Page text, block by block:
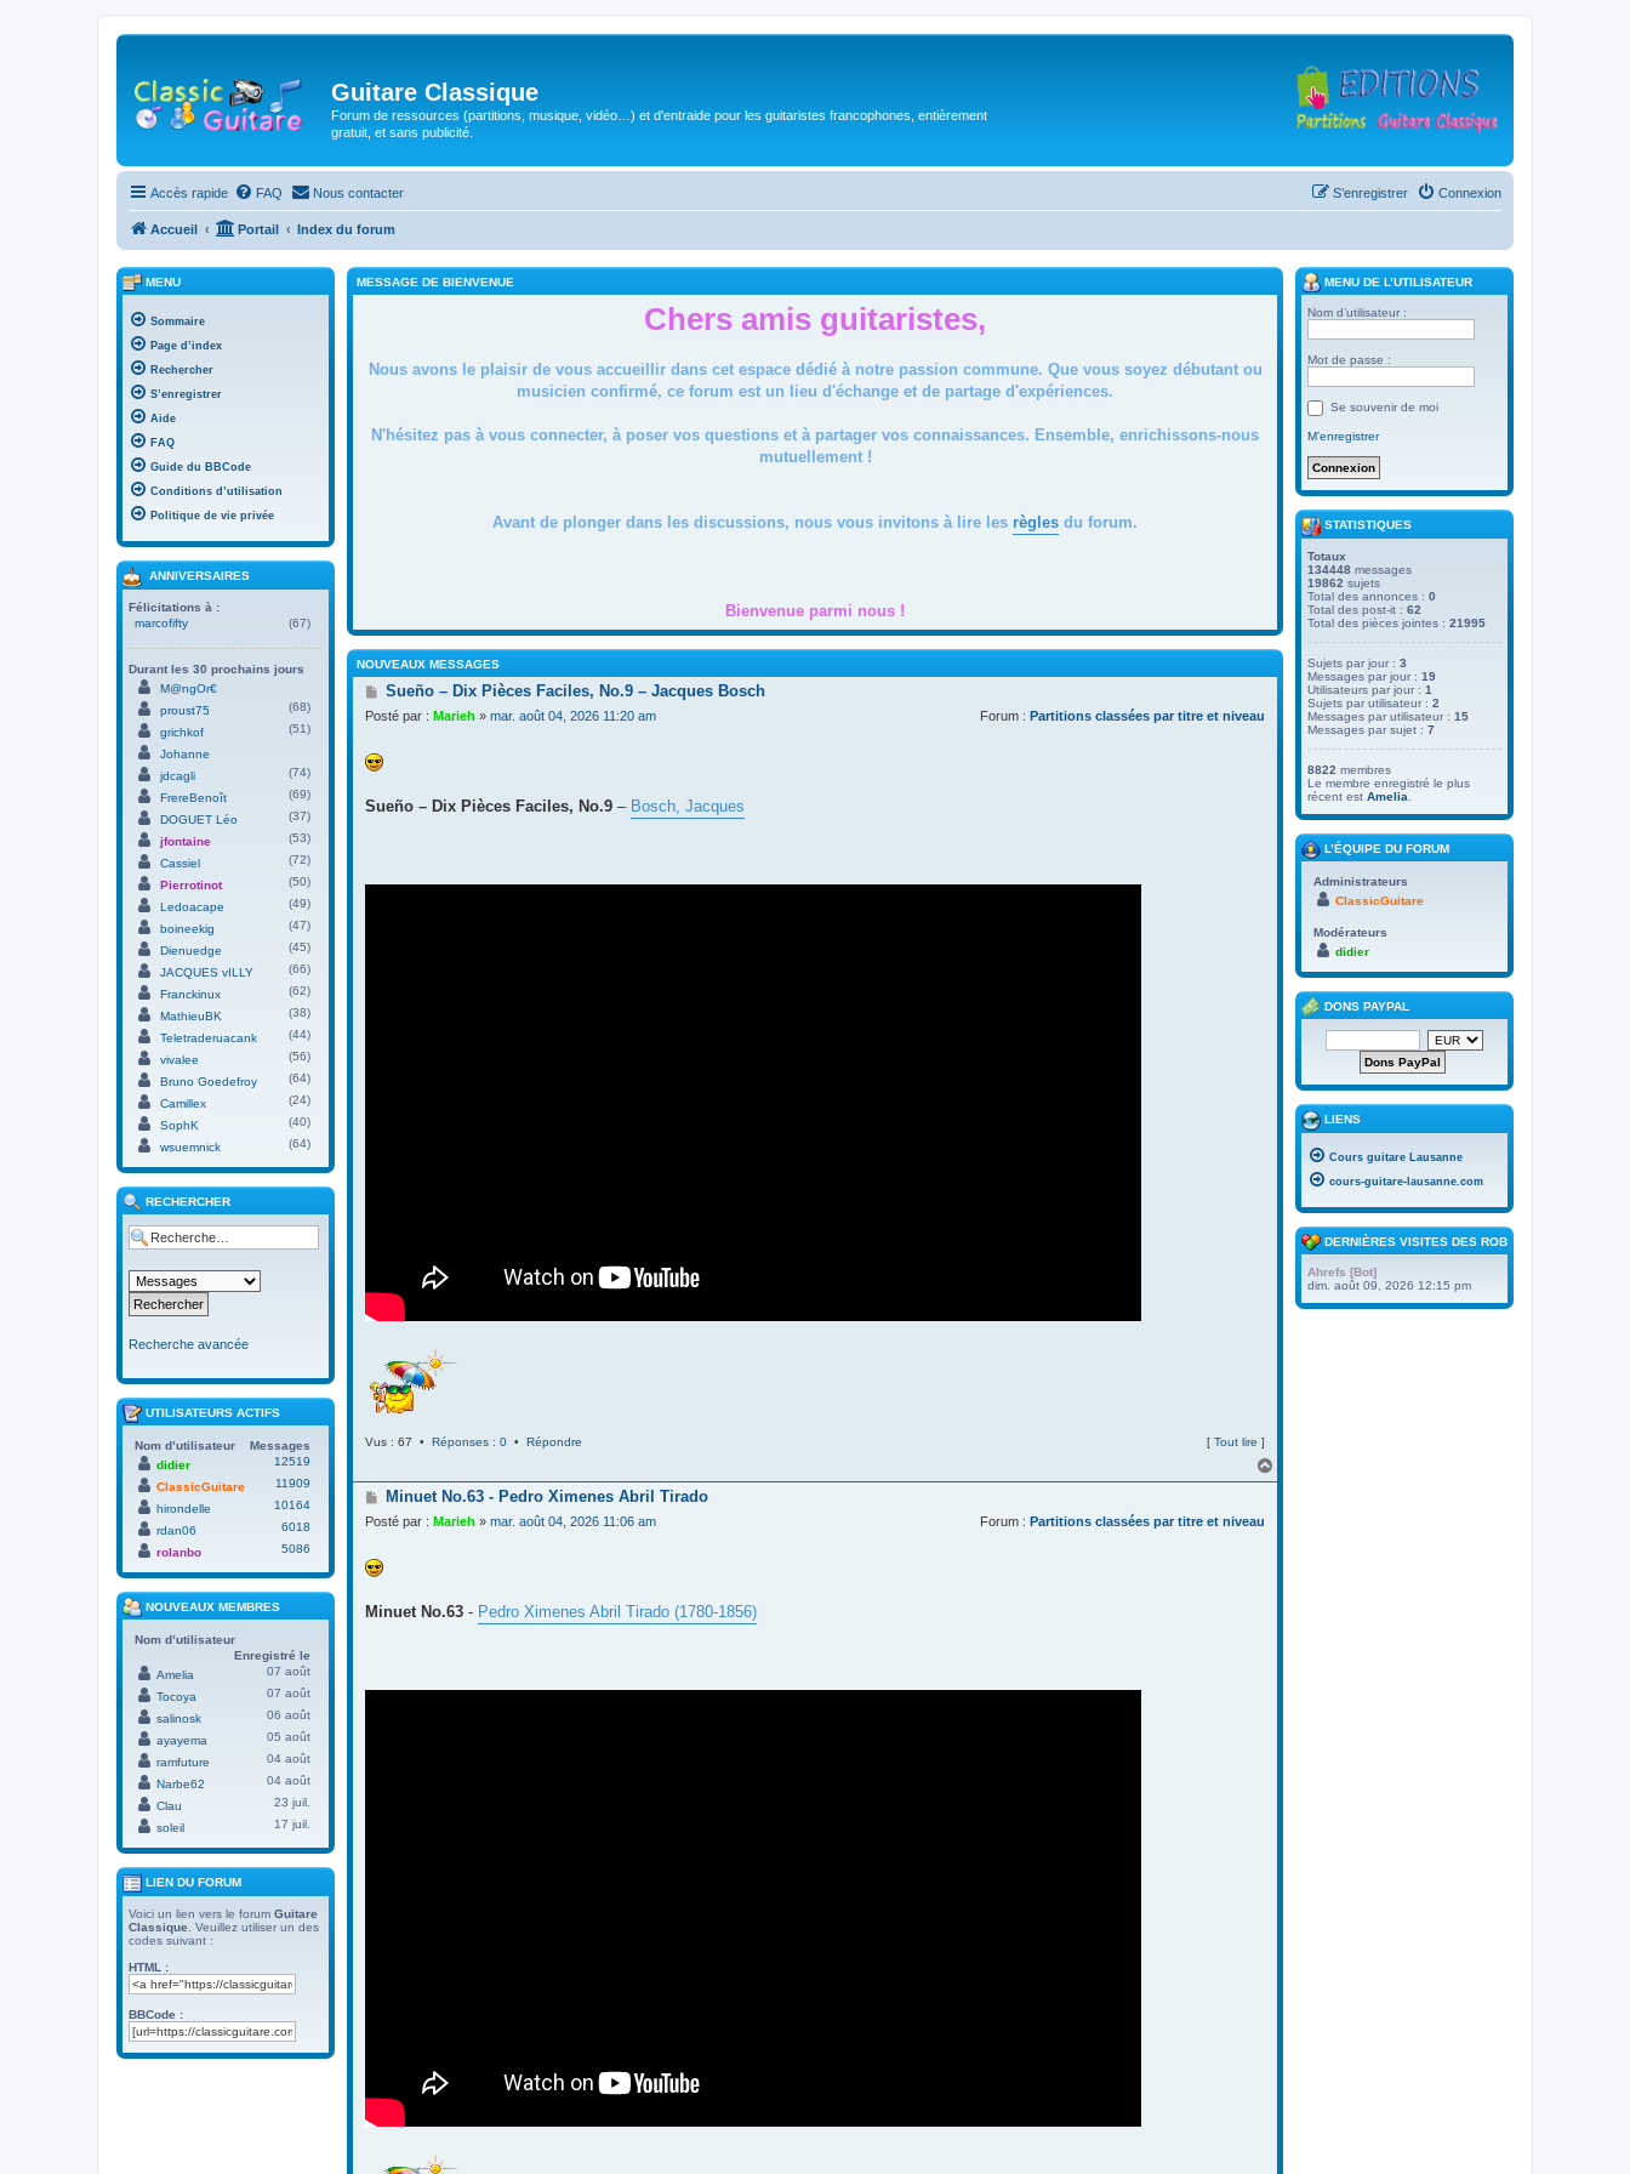
Guitare Classique
Forum de ressources (partitions, musique, vidéo…) et d'entraide pour les guitaristes francophones, entièrement
gratuit, et sans publicité.
Accès rapide FAQ Nous contacter Connexion
S’enregistrer
Accueil Portail Index du forum
MESSAGE DE BIENVENUE
Chers amis guitaristes,
Nous avons le plaisir de vous accueillir dans cet espace dédié à notre passion commune. Que vous soyez débutant ou
musicien confirmé, ce forum est un lieu d'échange et de partage d'expériences.
N'hésitez pas à vous connecter, à poser vos questions et à partager vos connaissances. Ensemble, enrichissons-nous
mutuellement !
Avant de plonger dans les discussions, nous vous invitons à lire les règles du forum.
Bienvenue parmi nous !
NOUVEAUX MESSAGES
M
s
a
g
Sueño – Dix Pièces Faciles, No.9 – Jacques Bosch
Posté par : Marieh » mar. août 04, 2026 11:20 am Forum : Partitions classées par titre et niveau
Sueño – Dix Pièces Faciles, No.9 – Bosch, Jacques
Vus : 67 • Réponses : 0 • Répondre [ Tout lire ]
a
M
s
a
g
Minuet No.63 - Pedro Ximenes Abril Tirado
Posté par : Marieh » mar. août 04, 2026 11:06 am Forum : Partitions classées par titre et niveau
Minuet No.63 - Pedro Ximenes Abril Tirado (1780-1856)
MENU
Sommaire
Page d’index
Rechercher
S’enregistrer
Aide
FAQ
Guide du BBCode
Conditions d’utilisation
Politique de vie privée
ANNIVERSAIRES
Félicitations à :
marcofifty
(67)
Durant les 30 prochains jours
M@ngOr€
proust75
(68)
grichkof
(51)
Johanne
jdcagli
(74)
FrereBenoît
(69)
DOGUET Léo
(37)
jfontaine
(53)
Cassiel
(72)
Pierrotinot
(50)
Ledoacape
(49)
boineekig
(47)
Dienuedge
(45)
JACQUES vILLY
(66)
Franckinux
(62)
MathieuBK
(38)
Teletraderuacank
(44)
vivalee
(56)
Bruno Goedefroy
(64)
Camillex
(24)
SophK
(40)
wsuemnick
(64)
RECHERCHER
Recherche avancée
UTILISATEURS ACTIFS
Nom d’utilisateur
Messages
didier
12519
ClassicGuitare
11909
hirondelle
10164
rdan06
6018
rolanbo
5086
NOUVEAUX MEMBRES
Nom d’utilisateur
Enregistré le
Amelia
07 août
Tocoya
07 août
salinosk
06 août
ayayema
05 août
ramfuture
04 août
Narbe62
04 août
Clau
23 juil.
soleil
17 juil.
LIEN DU FORUM
Voici un lien vers le forum Guitare
Classique . Veuillez utiliser un des
codes suivant :
HTML :
BBCode :
MENU DE L’UTILISATEUR
Nom d’utilisateur :
Mot de passe :
Se souvenir de moi
M’enregistrer
STATISTIQUES
Totaux
134448 messages
19862 sujets
Total des annonces : 0
Total des post-it : 62
Total des pièces jointes : 21995
Sujets par jour : 3
Messages par jour : 19
Utilisateurs par jour : 1
Sujets par utilisateur : 2
Messages par utilisateur : 15
Messages par sujet : 7
8822 membres
Le membre enregistré le plus
récent est Amelia
L’ÉQUIPE DU FORUM
Administrateurs
ClassicGuitare
Modérateurs
didier
DONS PAYPAL
LIENS
Cours guitare Lausanne
cours-guitare-lausanne.com
DERNIÈRES VISITES DES ROBOTS
Ahrefs [Bot]
dim. août 09, 2026 12:15 pm